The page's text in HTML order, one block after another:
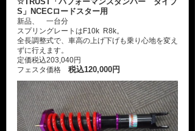
S」NCECロードスター用
新品、 一台分
スプリングレートはF10k R8k。
全長調整式で、車高の上げ下げも乗り心地を変え
ずに行えます。
定価税込203,040円
フェスタ価格 税込120,000円